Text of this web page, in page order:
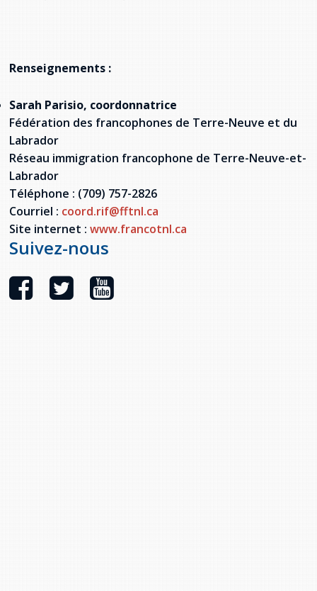
Renseignements :
Sarah Parisio, coordonnatrice
Fédération des francophones de Terre-Neuve et du
Labrador
Réseau immigration francophone de Terre-Neuve-et-
Labrador
Téléphone : (709) 757-2826
Courriel : coord.rif@fftnl.ca
Site internet : www.francotnl.ca
Suivez-nous